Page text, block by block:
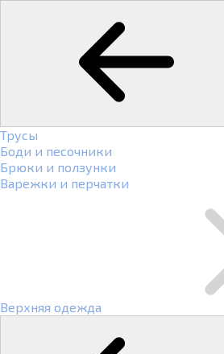
Трусы
Боди и песочники
Брюки и ползунки
Варежки и перчатки
Верхняя одежда